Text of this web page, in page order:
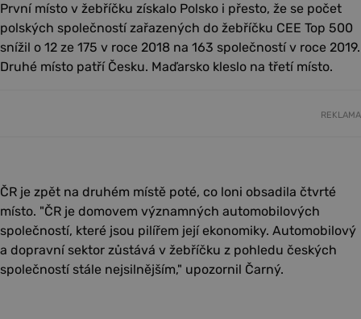
První místo v žebříčku získalo Polsko i přesto, že se počet
polských společností zařazených do žebříčku CEE Top 500
snížil o 12 ze 175 v roce 2018 na 163 společností v roce 2019.
Druhé místo patří Česku. Maďarsko kleslo na třetí místo.
REKLAMA
ČR je zpět na druhém místě poté, co loni obsadila čtvrté
místo. "ČR je domovem významných automobilových
společností, které jsou pilířem její ekonomiky. Automobilový
a dopravní sektor zůstává v žebříčku z pohledu českých
společností stále nejsilnějším," upozornil Čarný.